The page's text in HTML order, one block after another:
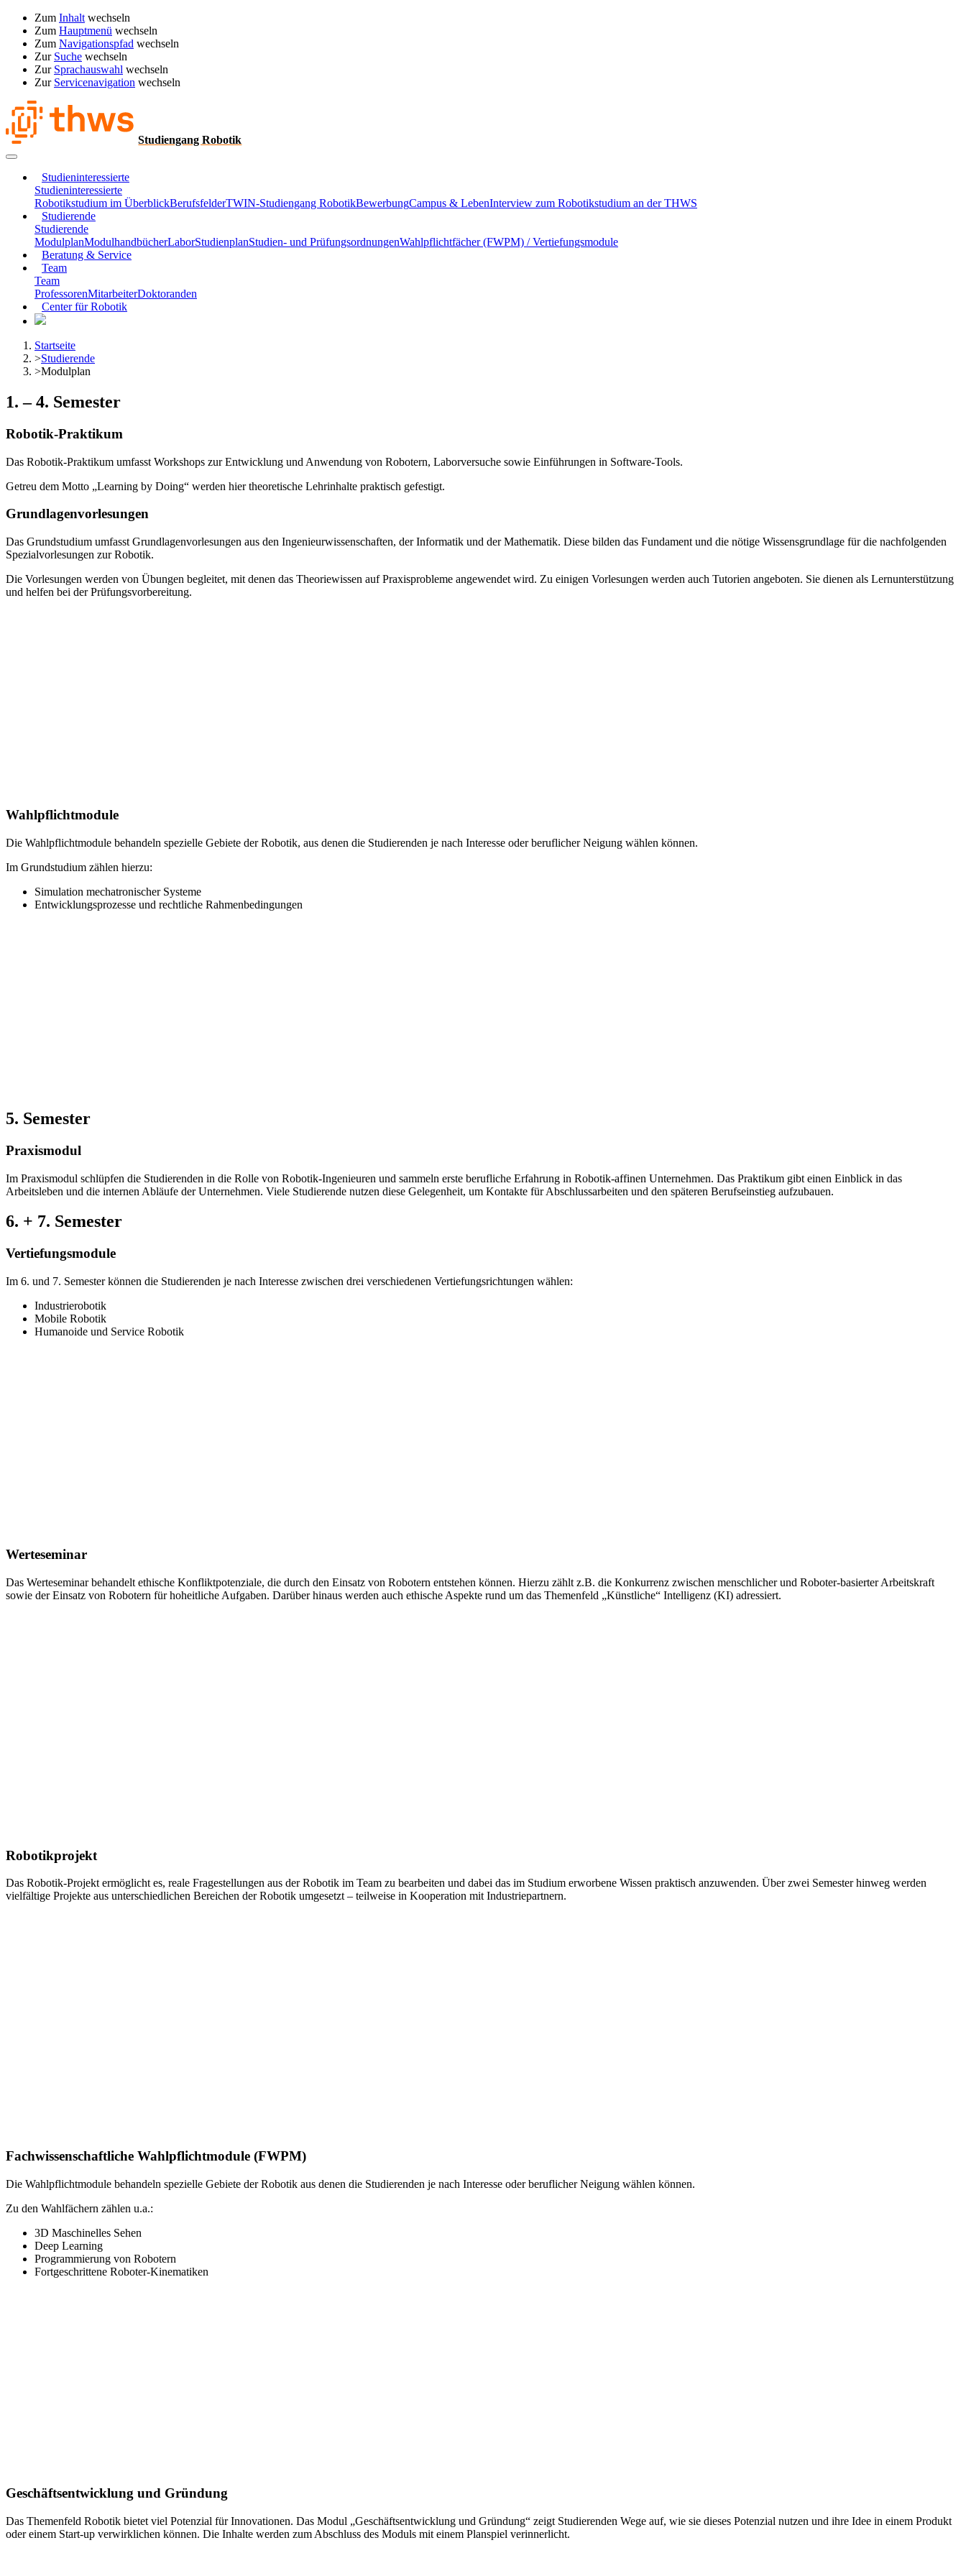
Zum Inhalt wechseln
Zum Hauptmenü wechseln
Zum Navigationspfad wechseln
Zur Suche wechseln
Zur Sprachauswahl wechseln
Zur Servicenavigation wechseln
Studiengang Robotik
Studieninteressierte
Studieninteressierte
Robotikstudium im ÜberblickBerufsfelderTWIN-Studiengang RobotikBewerbungCampus & LebenInterview zum Robotikstudium an der THWS
Studierende
Studierende
ModulplanModulhandbücherLaborStudienplanStudien- und PrüfungsordnungenWahlpflichtfächer (FWPM) / Vertiefungsmodule
Beratung & Service
Team
Team
ProfessorenMitarbeiterDoktoranden
Center für Robotik
Startseite
>Studierende
>Modulplan
1. – 4. Semester
Robotik-Praktikum
Das Robotik-Praktikum umfasst Workshops zur Entwicklung und Anwendung von Robotern, Laborversuche sowie Einführungen in Software-Tools.
Getreu dem Motto „Learning by Doing“ werden hier theoretische Lehrinhalte praktisch gefestigt.
Grundlagenvorlesungen
Das Grundstudium umfasst Grundlagenvorlesungen aus den Ingenieurwissenschaften, der Informatik und der Mathematik. Diese bilden das Fundament und die nötige Wissensgrundlage für die nachfolgenden
Spezialvorlesungen zur Robotik.
Die Vorlesungen werden von Übungen begleitet, mit denen das Theoriewissen auf Praxisprobleme angewendet wird. Zu einigen Vorlesungen werden auch Tutorien angeboten. Sie dienen als Lernunterstützung
und helfen bei der Prüfungsvorbereitung.
Wahlpflichtmodule
Die Wahlpflichtmodule behandeln spezielle Gebiete der Robotik, aus denen die Studierenden je nach Interesse oder beruflicher Neigung wählen können.
Im Grundstudium zählen hierzu:
Simulation mechatronischer Systeme
Entwicklungsprozesse und rechtliche Rahmenbedingungen
5. Semester
Praxismodul
Im Praxismodul schlüpfen die Studierenden in die Rolle von Robotik-Ingenieuren und sammeln erste berufliche Erfahrung in Robotik-affinen Unternehmen. Das Praktikum gibt einen Einblick in das
Arbeitsleben und die internen Abläufe der Unternehmen. Viele Studierende nutzen diese Gelegenheit, um Kontakte für Abschlussarbeiten und den späteren Berufseinstieg aufzubauen.
6. + 7. Semester
Vertiefungsmodule
Im 6. und 7. Semester können die Studierenden je nach Interesse zwischen drei verschiedenen Vertiefungsrichtungen wählen:
Industrierobotik
Mobile Robotik
Humanoide und Service Robotik
Werteseminar
Das Werteseminar behandelt ethische Konfliktpotenziale, die durch den Einsatz von Robotern entstehen können. Hierzu zählt z.B. die Konkurrenz zwischen menschlicher und Roboter-basierter Arbeitskraft
sowie der Einsatz von Robotern für hoheitliche Aufgaben. Darüber hinaus werden auch ethische Aspekte rund um das Themenfeld „Künstliche“ Intelligenz (KI) adressiert.
Robotikprojekt
Das Robotik-Projekt ermöglicht es, reale Fragestellungen aus der Robotik im Team zu bearbeiten und dabei das im Studium erworbene Wissen praktisch anzuwenden. Über zwei Semester hinweg werden
vielfältige Projekte aus unterschiedlichen Bereichen der Robotik umgesetzt – teilweise in Kooperation mit Industriepartnern.
Fachwissenschaftliche Wahlpflichtmodule (FWPM)
Die Wahlpflichtmodule behandeln spezielle Gebiete der Robotik aus denen die Studierenden je nach Interesse oder beruflicher Neigung wählen können.
Zu den Wahlfächern zählen u.a.:
3D Maschinelles Sehen
Deep Learning
Programmierung von Robotern
Fortgeschrittene Roboter-Kinematiken
Geschäftsentwicklung und Gründung
Das Themenfeld Robotik bietet viel Potenzial für Innovationen. Das Modul „Geschäftsentwicklung und Gründung“ zeigt Studierenden Wege auf, wie sie dieses Potenzial nutzen und ihre Idee in einem Produkt
oder einem Start-up verwirklichen können. Die Inhalte werden zum Abschluss des Moduls mit einem Planspiel verinnerlicht.